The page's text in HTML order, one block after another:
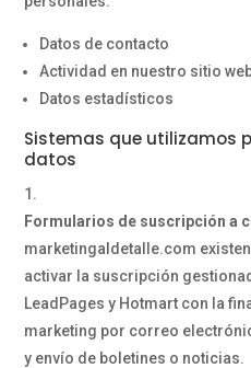
Datos de contacto
Actividad en nuestro sitio
Datos estadísticos
Sistemas que utilizamos
datos
Formularios de suscripción a
marketingaldetalle.com
activar la suscripción
LeadPages y Hotmart con la
marketing por correo
y envío de boletines o noticias.